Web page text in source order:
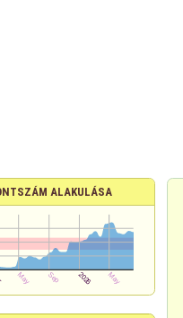
ALAKULÁSA